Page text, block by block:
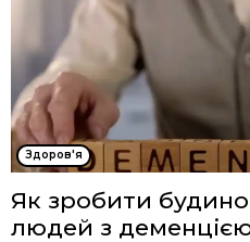
Здоров'я
Як зробити
людей з